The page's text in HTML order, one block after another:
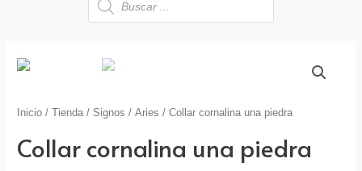
productos
Inicio / Tienda / Signos /Aries / Collar cornalina una piedra
Collar cornalina una piedra